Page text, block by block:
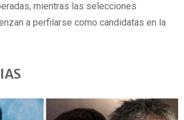
mientras las selecciones
a perfilarse como candidatas en la